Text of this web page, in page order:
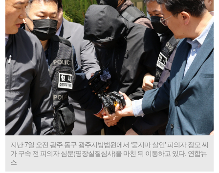
지난 7일 오전 광주 동구 광주지방법원에서 ‘묻지마 살인’ 피의자 장모 씨
가 구속 전 피의자 심문(영장실질심사)을 마친 뒤 이동하고 있다. 연합뉴
스